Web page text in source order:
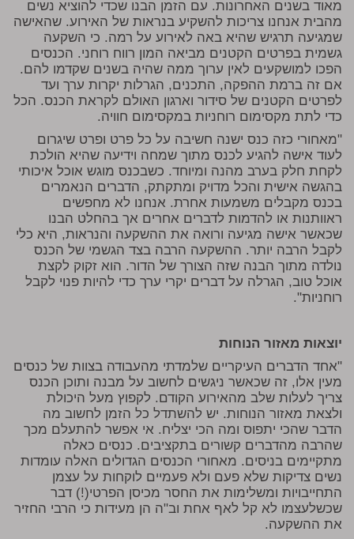
מאוד בשנים האחרונות. עם הזמן הבנו שכדי להוציא נשים
מהבית אנחנו צריכות להשקיע בנראות של האירוע. שהאישה
שמגיעה תרגיש שהיא באה לאירוע על רמה. כי השקעה
גשמית בפרטים הקטנים מביאה המון רווח רוחני. הכנסים
הפכו למושקעים לאין ערוך ממה שהיה בשנים שקדמו להם.
אם זה ברמת ההפקה, התכנים, הגרלות יקרות ערך ועד
לפרטים הקטנים של סידור וארגון האולם לקראת הכנס. הכל
כדי לתת מקסימום רוחניות במקסימום חוויה.
"מאחורי כזה כנס ישנה חשיבה על כל פרט ופרט שיגרום
לעוד אישה להגיע לכנס מתוך שמחה וידיעה שהיא הולכת
לקחת חלק בערב מהנה ומיוחד. כשבכנס מוגש אוכל איכותי
בהגשה אישית והכל מדויק ומתקתק, הדברים הנאמרים
בכנס מקבלים משמעות אחרת. אנחנו לא מחפשים
ראוותנות או להדמות לדברים אחרים אך בהחלט הבנו
שכאשר אישה מגיעה ורואה את ההשקעה והנראות, היא כלי
לקבל הרבה יותר. ההשקעה הרבה בצד הגשמי של הכנס
נולדה מתוך הבנה שזה הצורך של הדור. הוא זקוק לקצת
אוכל טוב, הגרלה על דברים יקרי ערך כדי להיות פנוי לקבל
רוחניות".
יוצאות מאזור הנוחות
"אחד הדברים העיקריים שלמדתי מהעבודה בצוות של כנסים
מעין אלו, זה שכאשר ניגשים לחשוב על מבנה ותוכן הכנס
צריך לעלות שלב מהאירוע הקודם. לקפוץ מעל היכולת
ולצאת מאזור הנוחות. יש להשתדל כל הזמן לחשוב מה
הדבר שהכי יתפוס ומה הכי יצליח. אי אפשר להתעלם מכך
שהרבה מהדברים קשורים בתקציבים. כנסים כאלה
מתקיימים בניסים. מאחורי הכנסים הגדולים האלה עומדות
נשים צדיקות שלא פעם ולא פעמיים לוקחות על עצמן
התחייבויות ומשלימות את החסר מכיסן הפרטי(!) דבר
שכשלעצמו לא קל לאף אחת וב"ה הן מעידות כי הרבי החזיר
את ההשקעה.